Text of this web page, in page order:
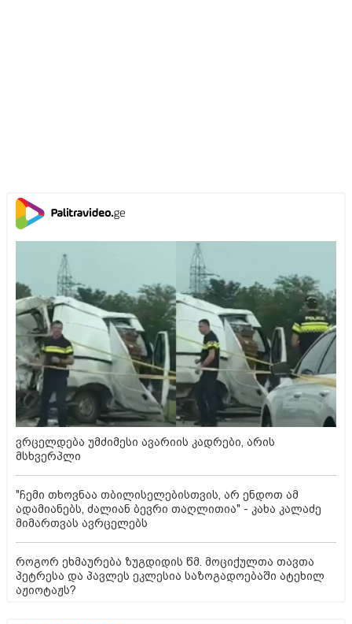
ვრცელდება უმძიმესი ავარიის კადრები, არის
მსხვერპლი
"ჩემი თხოვნაა თბილისელებისთვის, არ ენდოთ ამ
ადამიანებს, ძალიან ბევრი თაღლითია" - კახა კალაძე
მიმართვას ავრცელებს
როგორ ეხმაურება ზუგდიდის წმ. მოციქულთა თავთა
პეტრესა და პავლეს ეკლესია საზოგადოებაში ატეხილ
აჟიოტაჟს?